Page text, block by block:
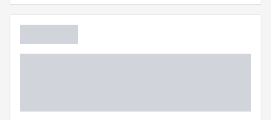
Dodatkowe kolory